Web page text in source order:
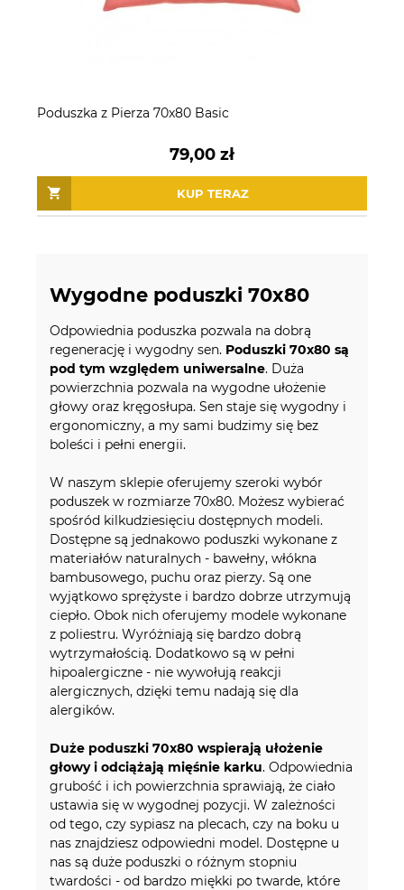
Poduszka z Pierza 70x80 Basic
79,00 zł
KUP TERAZ
Wygodne poduszki 70x80
Odpowiednia poduszka pozwala na dobrą
regenerację i wygodny sen. Poduszki 70x80 są
pod tym względem uniwersalne. Duża
powierzchnia pozwala na wygodne ułożenie
głowy oraz kręgosłupa. Sen staje się wygodny i
ergonomiczny, a my sami budzimy się bez
boleści i pełni energii.
W naszym sklepie oferujemy szeroki wybór
poduszek w rozmiarze 70x80. Możesz wybierać
spośród kilkudziesięciu dostępnych modeli.
Dostępne są jednakowo poduszki wykonane z
materiałów naturalnych - bawełny, włókna
bambusowego, puchu oraz pierzy. Są one
wyjątkowo sprężyste i bardzo dobrze utrzymują
ciepło. Obok nich oferujemy modele wykonane
z poliestru. Wyróżniają się bardzo dobrą
wytrzymałością. Dodatkowo są w pełni
hipoalergiczne - nie wywołują reakcji
alergicznych, dzięki temu nadają się dla
alergików.
Duże poduszki 70x80 wspierają ułożenie
głowy i odciążają mięśnie karku. Odpowiednia
grubość i ich powierzchnia sprawiają, że ciało
ustawia się w wygodnej pozycji. W zależności
od tego, czy sypiasz na plecach, czy na boku u
nas znajdziesz odpowiedni model. Dostępne u
nas są duże poduszki o różnym stopniu
twardości - od bardzo miękki po twarde, które